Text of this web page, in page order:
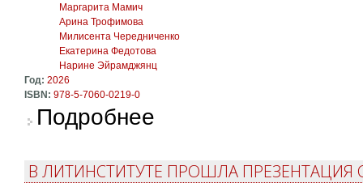
Маргарита Мамич
Арина Трофимова
Милисента Чередниченко
Екатерина Федотова
Нарине Эйрамджянц
Год: 2026
ISBN: 978-5-7060-0219-0
Подробнее
В ЛИТИНСТИТУТЕ ПРОШЛА ПРЕЗЕНТАЦИЯ